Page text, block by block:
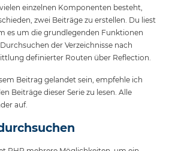
einzelnen Komponenten besteht,
zwei Beiträge zu erstellen. Du liest
es um die grundlegenden Funktionen
der Verzeichnisse nach
definierter Routen über Reflection.
Beitrag gelandet sein, empfehle ich
Beiträge dieser Serie zu lesen. Alle
auf.